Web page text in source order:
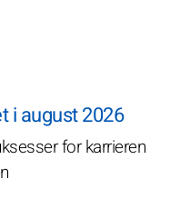
i august 2026
for karrieren